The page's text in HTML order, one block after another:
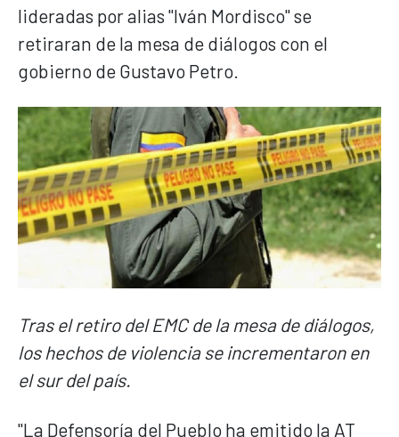
lideradas por alias "Iván Mordisco" se
retiraran de la mesa de diálogos con el
gobierno de Gustavo Petro.
Tras el retiro del EMC de la mesa de diálogos,
los hechos de violencia se incrementaron en
el sur del país.
"La Defensoría del Pueblo ha emitido la AT